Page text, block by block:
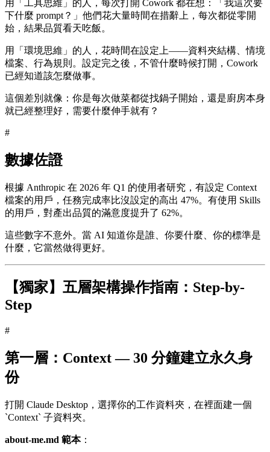
用「工具思維」的人，每次打開 Cowork 都在想：「我這次要
下什麼 prompt？」他們花大量時間在措辭上，每次都從零開
始，結果品質看天吃飯。
用「環境思維」的人，花時間在設定上——資料夾結構、情境
檔案、行為規則。設定完之後，不管什麼時候打開，Cowork
已經知道該怎麼做事。
這個差別就像：你是每次做菜都從找鍋子開始，還是廚房本身
就已經整理好，需要什麼伸手就有？
#
數據佐證
根據 Anthropic 在 2026 年 Q1 的使用者研究，有設定 Context
檔案的用戶，任務完成率比沒設定的高出 47%。有使用 Skills
的用戶，對產出品質的滿意度提升了 62%。
這些數字不意外。當 AI 知道你是誰、你要什麼、你的標準是
什麼，它當然做得更好。
【獨家】五層架構操作指南：Step-by-
Step
#
第一層：Context — 30 分鐘建立永久身
份
打開 Claude Desktop，選擇你的工作資料夾，在裡面建一個
`Context` 子資料夾。
about-me.md 範本：